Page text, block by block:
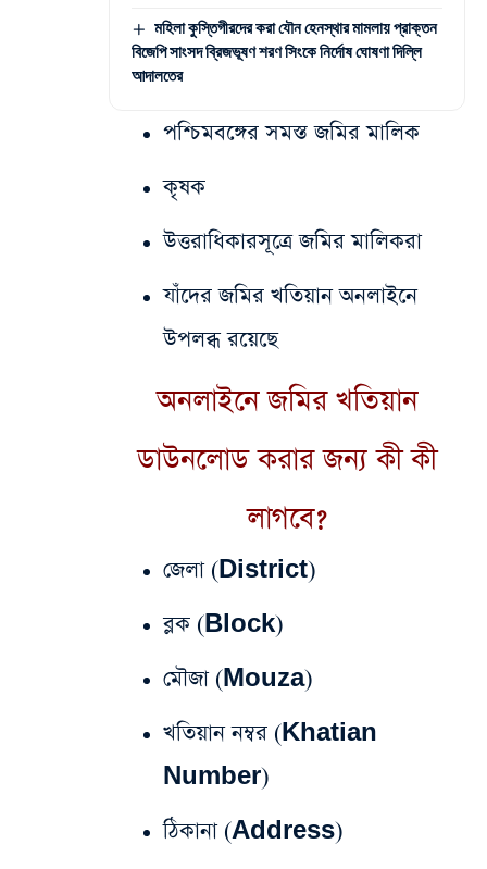
মহিলা কুস্তিগীরদের করা যৌন হেনস্থার মামলায় প্রাক্তন
বিজেপি সাংসদ ব্রিজভূষণ শরণ সিংকে নির্দোষ ঘোষণা দিল্লি
আদালতের
পশ্চিমবঙ্গের সমস্ত জমির মালিক
কৃষক
উত্তরাধিকারসূত্রে জমির মালিকরা
যাঁদের জমির খতিয়ান অনলাইনে
উপলব্ধ রয়েছে
অনলাইনে জমির খতিয়ান
ডাউনলোড করার জন্য কী কী
লাগবে?
জেলা (District)
ব্লক (Block)
মৌজা (Mouza)
খতিয়ান নম্বর (Khatian
Number)
ঠিকানা (Address)